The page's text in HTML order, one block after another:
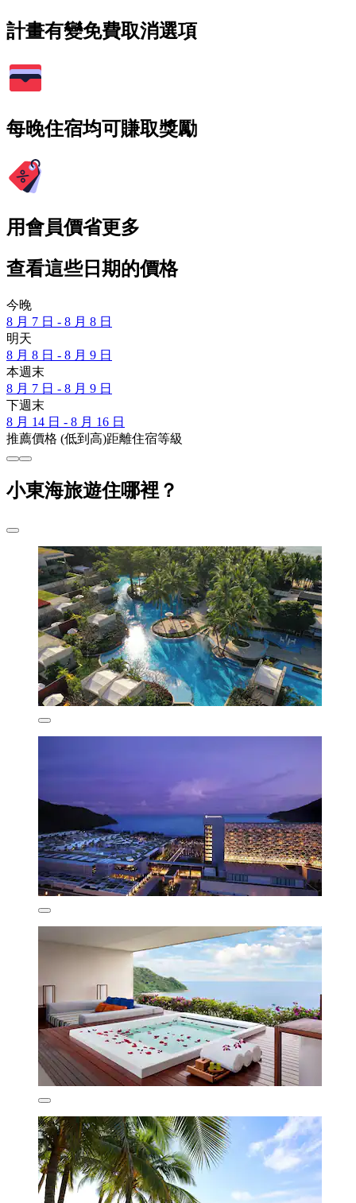
計畫有變免費取消選項
每晚住宿均可賺取獎勵
用會員價省更多
查看這些日期的價格
今晚
8 月 7 日 - 8 月 8 日
明天
8 月 8 日 - 8 月 9 日
本週末
8 月 7 日 - 8 月 9 日
下週末
8 月 14 日 - 8 月 16 日
推薦價格 (低到高)距離住宿等級
小東海旅遊住哪裡？